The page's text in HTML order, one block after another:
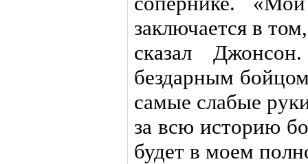
заключается в
сказал
бездарным
самые слабые
за всю историю
будет в моем